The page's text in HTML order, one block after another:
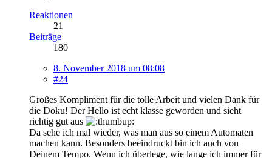
Reaktionen
21
Beiträge
180
8. November 2018 um 08:08
#24
Großes Kompliment für die tolle Arbeit und vielen Dank für
die Doku! Der Hello ist echt klasse geworden und sieht
richtig gut aus
Da sehe ich mal wieder, was man aus so einem Automaten
machen kann. Besonders beeindruckt bin ich auch von
Deinem Tempo. Wenn ich überlege, wie lange ich immer für